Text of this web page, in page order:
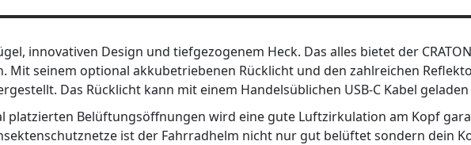
innovativen Design und tiefgezogenem Heck. Das alles bietet der
Mit seinem optional akkubetriebenen Rücklicht und den zahlreichen
Das Rücklicht kann mit einem Handelsüblichen USB-C Kabel
Belüftungsöffnungen wird eine gute Luftzirkulation am Kopf
ist der Fahrradhelm nicht nur gut belüftet sondern dein